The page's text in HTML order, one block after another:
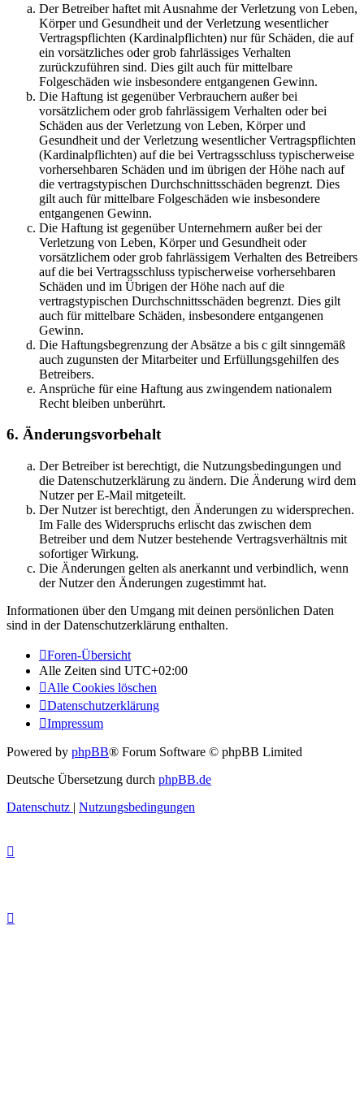
Der Betreiber haftet mit Ausnahme der Verletzung von Leben,
Körper und Gesundheit und der Verletzung wesentlicher
Vertragspflichten (Kardinalpflichten) nur für Schäden, die auf
ein vorsätzliches oder grob fahrlässiges Verhalten
zurückzuführen sind. Dies gilt auch für mittelbare
Folgeschäden wie insbesondere entgangenen Gewinn.
Die Haftung ist gegenüber Verbrauchern außer bei
vorsätzlichem oder grob fahrlässigem Verhalten oder bei
Schäden aus der Verletzung von Leben, Körper und
Gesundheit und der Verletzung wesentlicher Vertragspflichten
(Kardinalpflichten) auf die bei Vertragsschluss typischerweise
vorhersehbaren Schäden und im übrigen der Höhe nach auf
die vertragstypischen Durchschnittsschäden begrenzt. Dies
gilt auch für mittelbare Folgeschäden wie insbesondere
entgangenen Gewinn.
Die Haftung ist gegenüber Unternehmern außer bei der
Verletzung von Leben, Körper und Gesundheit oder
vorsätzlichem oder grob fahrlässigem Verhalten des Betreibers
auf die bei Vertragsschluss typischerweise vorhersehbaren
Schäden und im Übrigen der Höhe nach auf die
vertragstypischen Durchschnittsschäden begrenzt. Dies gilt
auch für mittelbare Schäden, insbesondere entgangenen
Gewinn.
Die Haftungsbegrenzung der Absätze a bis c gilt sinngemäß
auch zugunsten der Mitarbeiter und Erfüllungsgehilfen des
Betreibers.
Ansprüche für eine Haftung aus zwingendem nationalem
Recht bleiben unberührt.
6. Änderungsvorbehalt
Der Betreiber ist berechtigt, die Nutzungsbedingungen und
die Datenschutzerklärung zu ändern. Die Änderung wird dem
Nutzer per E-Mail mitgeteilt.
Der Nutzer ist berechtigt, den Änderungen zu widersprechen.
Im Falle des Widerspruchs erlischt das zwischen dem
Betreiber und dem Nutzer bestehende Vertragsverhältnis mit
sofortiger Wirkung.
Die Änderungen gelten als anerkannt und verbindlich, wenn
der Nutzer den Änderungen zugestimmt hat.
Informationen über den Umgang mit deinen persönlichen Daten
sind in der Datenschutzerklärung enthalten.
Foren-Übersicht
Alle Zeiten sind UTC+02:00
Alle Cookies löschen
Datenschutzerklärung
Impressum
Powered by phpBB® Forum Software © phpBB Limited
Deutsche Übersetzung durch phpBB.de
Datenschutz | Nutzungsbedingungen